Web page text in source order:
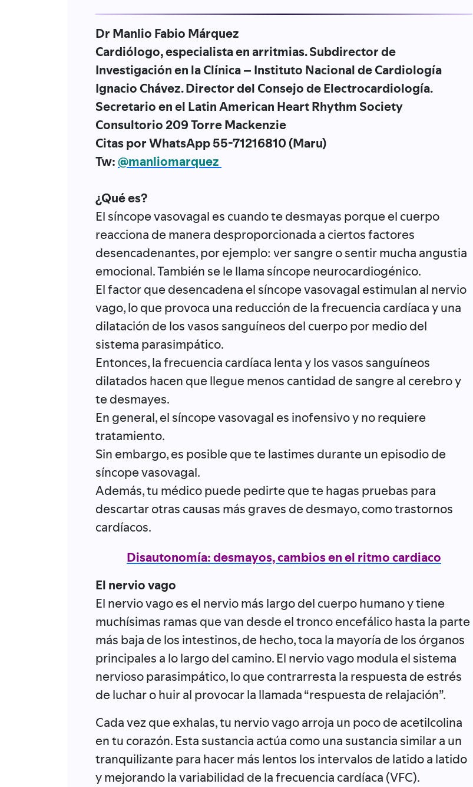
Dr Manlio Fabio Márquez
Cardiólogo, especialista en arritmias. Subdirector de
Investigación en la Clínica – Instituto Nacional de Cardiología
Ignacio Chávez. Director del Consejo de Electrocardiología.
Secretario en el Latin American Heart Rhythm Society
Consultorio 209 Torre Mackenzie
Citas por WhatsApp 55-71216810 (Maru)
Tw:@manliomarquez
¿Qué es?
El síncope vasovagal es cuando te desmayas porque el cuerpo
reacciona de manera desproporcionada a ciertos factores
desencadenantes, por ejemplo: ver sangre o sentir mucha angustia
emocional. También se le llama síncope neurocardiogénico.
El factor que desencadena el síncope vasovagal estimulan al nervio
vago, lo que provoca una reducción de la frecuencia cardíaca y una
dilatación de los vasos sanguíneos del cuerpo por medio del
sistema parasimpático.
Entonces, la frecuencia cardíaca lenta y los vasos sanguíneos
dilatados hacen que llegue menos cantidad de sangre al cerebro y
te desmayes.
En general, el síncope vasovagal es inofensivo y no requiere
tratamiento.
Sin embargo, es posible que te lastimes durante un episodio de
síncope vasovagal.
Además, tu médico puede pedirte que te hagas pruebas para
descartar otras causas más graves de desmayo, como trastornos
cardíacos.
Disautonomía: desmayos, cambios en el ritmo cardiaco
El nervio vago
El nervio vago es el nervio más largo del cuerpo humano y tiene
muchísimas ramas que van desde el tronco encefálico hasta la parte
más baja de los intestinos, de hecho, toca la mayoría de los órganos
principales a lo largo del camino. El nervio vago modula el sistema
nervioso parasimpático, lo que contrarresta la respuesta de estrés
de luchar o huir al provocar la llamada “respuesta de relajación”.
Cada vez que exhalas, tu nervio vago arroja un poco de acetilcolina
en tu corazón. Esta sustancia actúa como una sustancia similar a un
tranquilizante para hacer más lentos los intervalos de latido a latido
y mejorando la variabilidad de la frecuencia cardíaca (VFC).